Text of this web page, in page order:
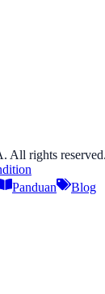
All rights reserved.
Panduan Blog